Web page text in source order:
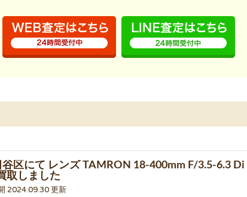
区にて レンズ TAMRON 18-400mm F/3.5-6.3 Di ll
取しました
2024.09.30 更新